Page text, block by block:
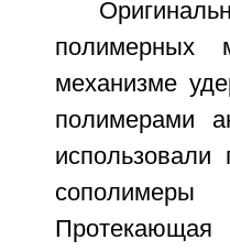
полимерных
механизме
полимерами